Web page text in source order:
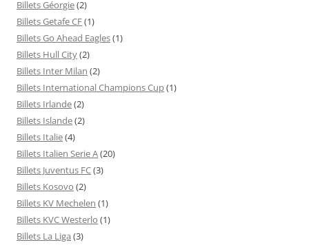
Billets Géorgie(2)
Billets Getafe CF(1)
Billets Go Ahead Eagles(1)
Billets Hull City(2)
Billets Inter Milan (2)
Billets International Champions Cup(1)
Billets Irlande(2)
Billets Islande(2)
Billets Italie(4)
Billets Italien Serie A(20)
Billets Juventus FC(3)
Billets Kosovo (2)
Billets KV Mechelen (1)
Billets KVC Westerlo (1)
Billets La Liga (3)